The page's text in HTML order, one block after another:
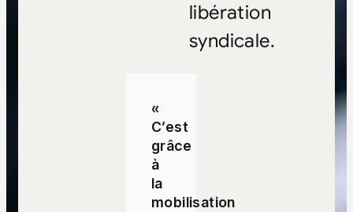
libération
syndicale.
«
C’est
grâce
à
la
mobilisation